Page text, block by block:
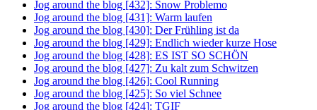
Jog around the blog [432]: Snow Problemo
Jog around the blog [431]: Warm laufen
Jog around the blog [430]: Der Frühling ist da
Jog around the blog [429]: Endlich wieder kurze Hose
Jog around the blog [428]: ES IST SO SCHÖN
Jog around the blog [427]: Zu kalt zum Schwitzen
Jog around the blog [426]: Cool Running
Jog around the blog [425]: So viel Schnee
Jog around the blog [424]: TGIF